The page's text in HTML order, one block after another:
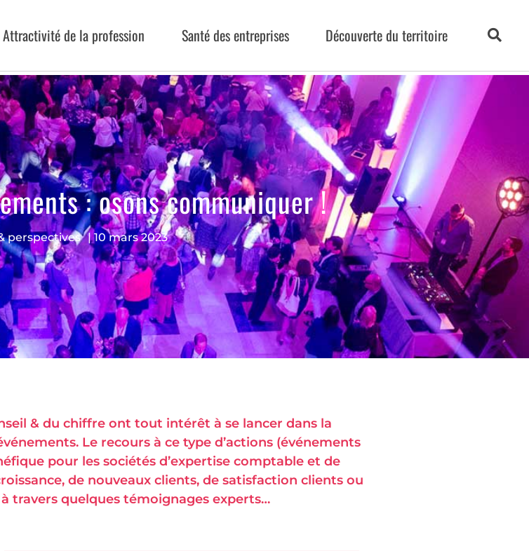
Attractivité de la profession Santé des entreprises Découverte du territoire
: osons communiquer !
perspectives | 10 mars 2023
& du chiffre ont tout intérêt à se lancer dans la
Le recours à ce type d’actions (événements
pour les sociétés d’expertise comptable et de
de nouveaux clients, de satisfaction clients ou
travers quelques témoignages experts…